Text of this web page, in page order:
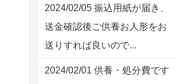
神奈川の方からお申込み
2026/08/02 06:46
相模原の方からお申込み
2026/08/01 19:28
供養の内容（料金
や送り方等）がとても丁寧に
説...
つい先日も利用さ
2024/02/05 振込用紙が届き、
送金確認後ご供養お人形をお
送りすれば良いので...
2024/02/01 供養・処分費です